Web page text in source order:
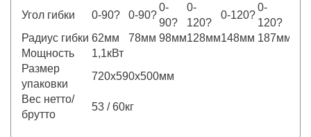
Угол гибки 0-90? 0-90?
0-
90?
0-
120?
0-120?
0-
120?
Радиус гибки 62мм 78мм 98мм128мм148мм 187мм
Мощность
1,1кВт
Размер
упаковки
720х590х500мм
Вес нетто/
брутто
53 / 60кг